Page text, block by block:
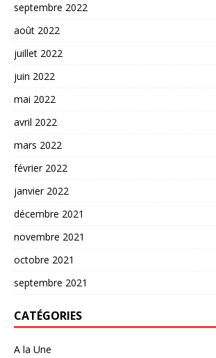
septembre 2022
août 2022
juillet 2022
juin 2022
mai 2022
avril 2022
mars 2022
février 2022
janvier 2022
décembre 2021
novembre 2021
octobre 2021
septembre 2021
CATÉGORIES
A la Une